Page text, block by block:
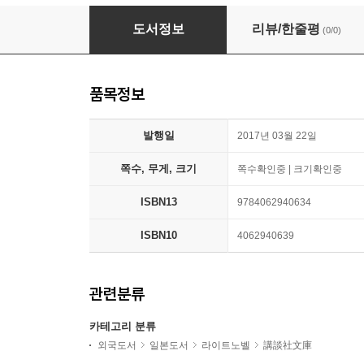
大正箱娘 怪人カシオペア
도서정보 리뷰/한줄평 (0/0)
품목정보
발행일 2017년 03월 22일
쪽수, 무게, 크기 쪽수확인중 | 크기확인중
ISBN13 9784062940634
ISBN10 4062940639
관련분류
카테고리 분류
외국도서 일본도서 라이트노벨 講談社文庫